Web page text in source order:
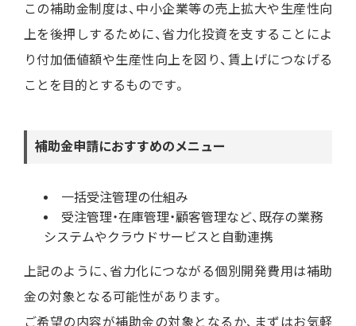
この補助金制度は、中小企業等の売上拡大や生産性向
上を後押しするために、省力化投資を支することによ
り付加価値額や生産性向上を図り、賃上げにつなげる
ことを目的とするものです。
補助金申請におすすめのメニュー
一括受注管理の仕組み
受注管理・在庫管理・顧客管理など、既存の業務
システムやクラウドサービスと自動連携
上記のように、省力化につながる個別開発費用は補助
金の対象となる可能性があります。
ご希望の内容が補助金の対象となるか、まずはお気軽